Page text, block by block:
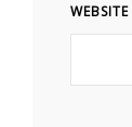
WEBSITE